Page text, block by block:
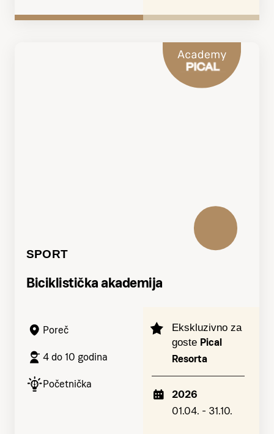
SPORT
Biciklistička akademija
Poreč
4 do 10 godina
Početnička
Ekskluzivno za
goste Pical
Resorta
2026
01.04. - 31.10.